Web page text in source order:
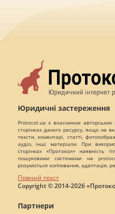
Юридичні застереження
Protocol.ua є власником
сторінках даного ресурсу, якщо не
тексти, коментарі, статті,
аудіо, інші матеріали. При
сторінках «Протокол» наявність
пошуковими системами на
розуміється копіювання, адаптація,
Повний текст
Copyright © 2014-2026
Партнери